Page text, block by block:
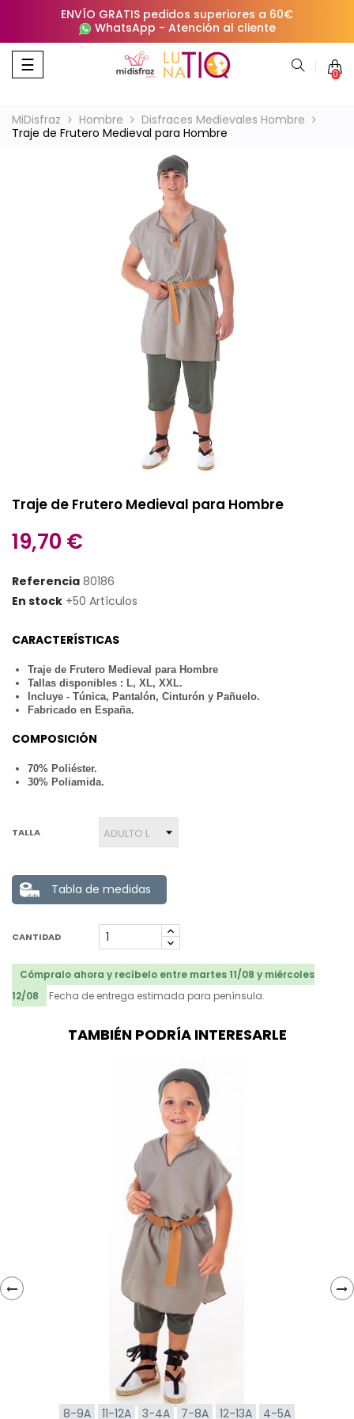
ENVÍO GRATIS pedidos superiores a 60€
WhatsApp - Atención al cliente
Navegación
de
☰ 0
MiDisfraz Hombre
Disfraces Medievales Hombre
Traje de Frutero Medieval para Hombre
Traje de Frutero Medieval para Hombre
19,70 €
Referencia 80186
En stock +50 Artículos
CARACTERÍSTICAS
Traje de Frutero Medieval para Hombre
Tallas disponibles : L, XL, XXL.
Incluye - Túnica, Pantalón, Cinturón y Pañuelo.
Fabricado en España.
COMPOSICIÓN
70% Poliéster.
30% Poliamida.
TALLA
Tabla de medidas
CANTIDAD
Cómpralo ahora y recíbelo entre martes 11/08 y miércoles
12/08
Fecha de entrega estimada para península.
TAMBIÉN PODRÍA INTERESARLE
8-9A 11-12A 3-4A 7-8A 12-13A 4-5A